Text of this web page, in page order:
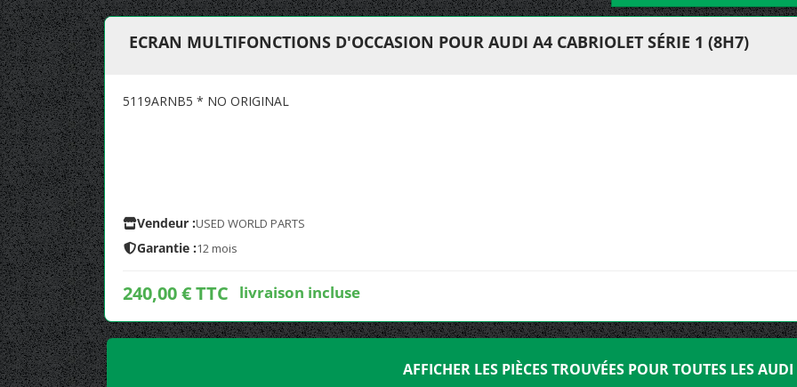
ECRAN MULTIFONCTIONS D'OCCASION POUR AUDI A4 CABRIOLET SÉRIE 1 (8H7)
5119ARNB5 * NO ORIGINAL
Vendeur :USED WORLD PARTS
Garantie :12 mois
240,00 € TTC livraison incluse
AFFICHER LES PIÈCES TROUVÉES POUR TOUTES LES AUDI